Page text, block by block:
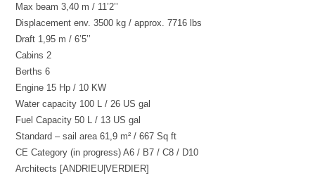
Max beam 3,40 m / 11’2’’
Displacement env. 3500 kg / approx. 7716 lbs
Draft 1,95 m / 6’5’’
Cabins 2
Berths 6
Engine 15 Hp / 10 KW
Water capacity 100 L / 26 US gal
Fuel Capacity 50 L / 13 US gal
Standard – sail area 61,9 m² / 667 Sq ft
CE Category (in progress) A6 / B7 / C8 / D10
Architects [ANDRIEU|VERDIER]